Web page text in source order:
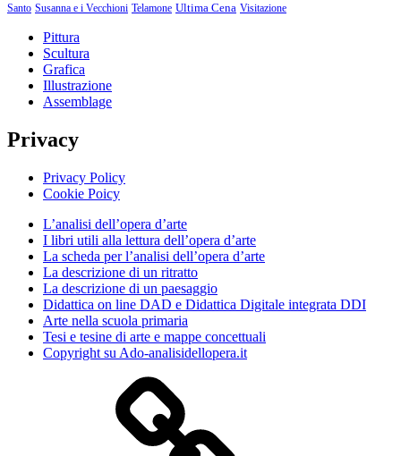
Santo Susanna e i Vecchioni Telamone Ultima Cena Visitazione
Pittura
Scultura
Grafica
Illustrazione
Assemblage
Privacy
Privacy Policy
Cookie Poicy
L’analisi dell’opera d’arte
I libri utili alla lettura dell’opera d’arte
La scheda per l’analisi dell’opera d’arte
La descrizione di un ritratto
La descrizione di un paesaggio
Didattica on line DAD e Didattica Digitale integrata DDI
Arte nella scuola primaria
Tesi e tesine di arte e mappe concettuali
Copyright su Ado-analisidellopera.it